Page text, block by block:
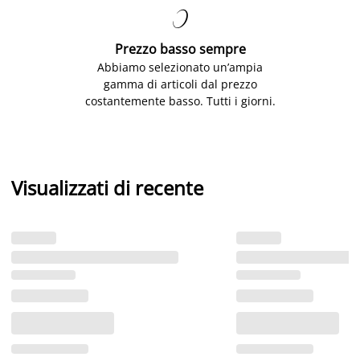

Prezzo basso sempre
Abbiamo selezionato un’ampia
gamma di articoli dal prezzo
costantemente basso. Tutti i giorni.
Visualizzati di recente